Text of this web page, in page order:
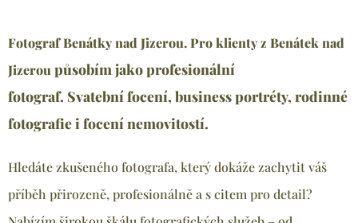
Fotograf Benátky nad Jizerou. Pro klienty z Benátek nad
Jizerou působím jako profesionální
fotograf. Svatební focení, business portréty, rodinné
fotografie i focení nemovitostí.
Hledáte zkušeného fotografa, který dokáže zachytit váš
příběh přirozeně, profesionálně a s citem pro detail?